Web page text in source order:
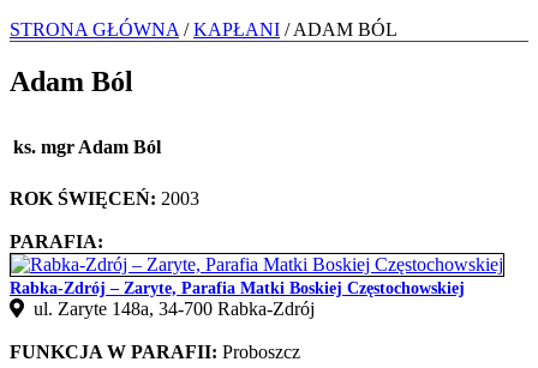
STRONA GŁÓWNA /KAPŁANI / ADAM BÓL
Adam Ból
ks. mgr Adam Ból
ROK ŚWIĘCEŃ: 2003
PARAFIA:
Rabka-Zdrój – Zaryte, Parafia Matki Boskiej Częstochowskiej
ul. Zaryte 148a, 34-700 Rabka-Zdrój
FUNKCJA W PARAFII: Proboszcz